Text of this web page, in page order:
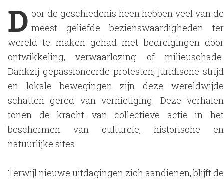
D oor de geschiedenis heen hebben veel van de
meest geliefde bezienswaardigheden ter
wereld te maken gehad met bedreigingen door
ontwikkeling, verwaarlozing of milieuschade.
Dankzij gepassioneerde protesten, juridische strijd
en lokale bewegingen zijn deze wereldwijde
schatten gered van vernietiging. Deze verhalen
tonen de kracht van collectieve actie in het
beschermen van culturele, historische en
natuurlijke sites.
Terwijl nieuwe uitdagingen zich aandienen, blijft de